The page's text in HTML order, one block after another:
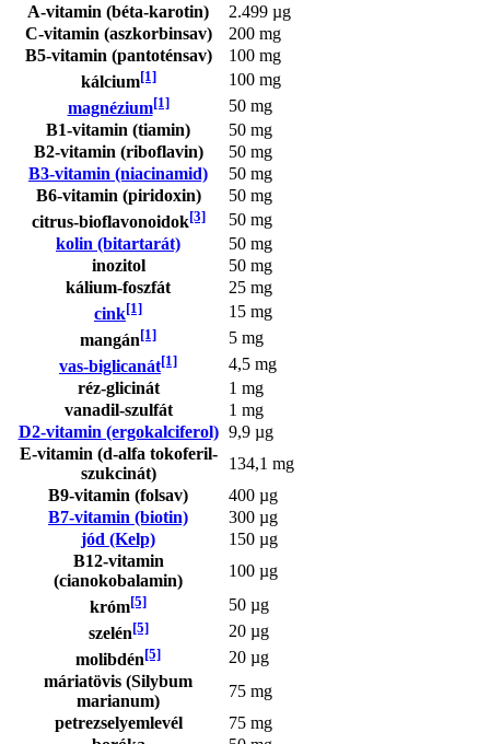
A-vitamin (béta-karotin)
2.499 µg
C-vitamin (aszkorbinsav)
200 mg
B5-vitamin (pantoténsav)
100 mg
kálcium[1]
100 mg
magnézium[1]
50 mg
B1-vitamin (tiamin)
50 mg
B2-vitamin (riboflavin)
50 mg
B3-vitamin (niacinamid)
50 mg
B6-vitamin (piridoxin)
50 mg
citrus-bioflavonoidok[3]
50 mg
kolin (bitartarát)
50 mg
inozitol
50 mg
kálium-foszfát
25 mg
cink[1]
15 mg
mangán[1]
5 mg
vas-biglicanát[1]
4,5 mg
réz-glicinát
1 mg
vanadil-szulfát
1 mg
D2-vitamin (ergokalciferol) 9,9 µg
E-vitamin (d-alfa tokoferil-
szukcinát)
134,1 mg
B9-vitamin (folsav)
400 µg
B7-vitamin (biotin)
300 µg
jód (Kelp)
150 µg
B12-vitamin
(cianokobalamin)
100 µg
króm[5]
50 µg
szelén[5]
20 µg
molibdén[5]
20 µg
máriatövis (Silybum
marianum)
75 mg
petrezselyemlevél
75 mg